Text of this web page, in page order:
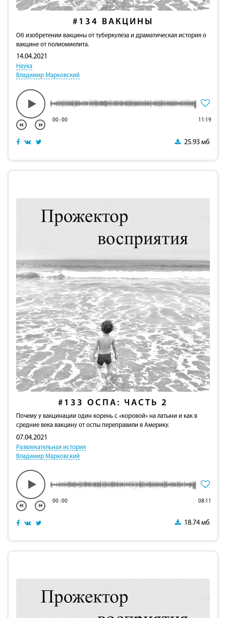
#134 ВАКЦИНЫ
Об изобретении вакцины от туберкулеза и драматическая история о
вакцине от полиомиелита.
14.04.2021
Наука
Владимир Марковский
00:00 11:19
25.93 мб
#133 ОСПА: ЧАСТЬ 2
Почему у вакцинации один корень с «коровой» на латыни и как в
средние века вакцину от оспы переправили в Америку.
07.04.2021
Развлекательная история
Владимир Марковский
00:00 08:11
18.74 мб